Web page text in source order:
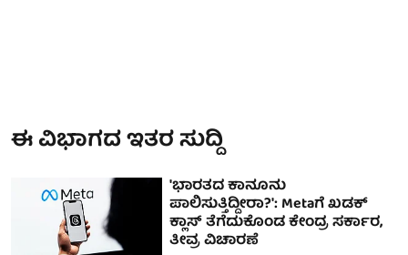
ಈ ವಿಭಾಗದ ಇತರ ಸುದ್ದಿ
'ಭಾರತದ ಕಾನೂನು
ಪಾಲಿಸುತ್ತಿದ್ದೀರಾ?': Metaಗೆ ಖಡಕ್
ಕ್ಲಾಸ್‌ ತೆಗೆದುಕೊಂಡ ಕೇಂದ್ರ ಸರ್ಕಾರ,
ತೀವ್ರ ವಿಚಾರಣೆ